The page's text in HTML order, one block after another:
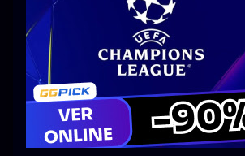
TIPOS DE CALIDADES
VIP